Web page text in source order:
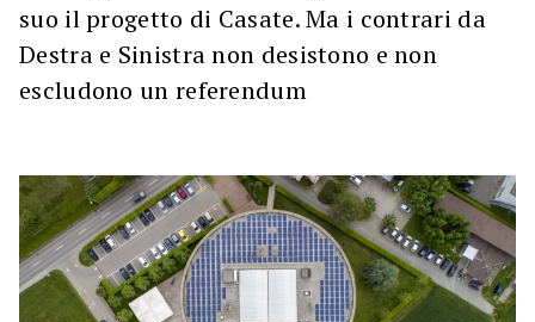
suo il progetto di Casate. Ma i contrari da
Destra e Sinistra non desistono e non
escludono un referendum